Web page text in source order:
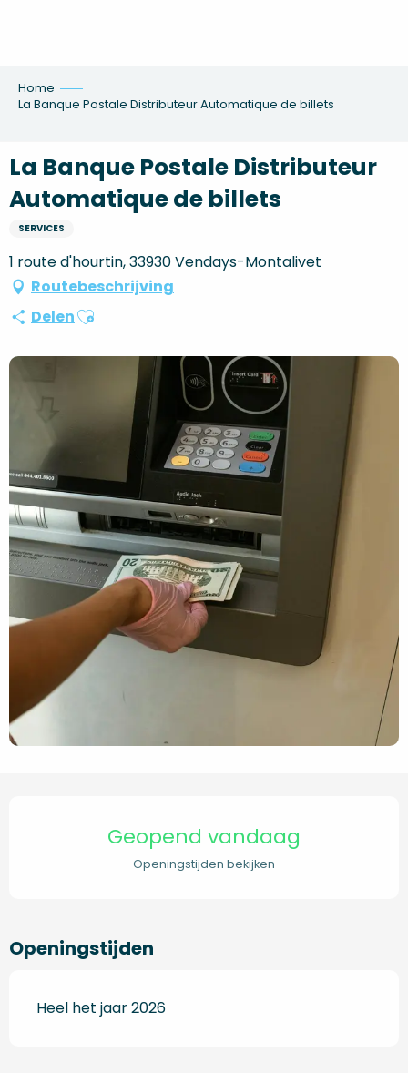
Home
La Banque Postale Distributeur Automatique de billets
La Banque Postale Distributeur
Automatique de billets
SERVICES
1 route d'hourtin, 33930 Vendays-Montalivet
Routebeschrijving
DelenAjouter aux favoris
Geopend vandaag
Openingstijden bekijken
Openingstijden
Heel het jaar 2026